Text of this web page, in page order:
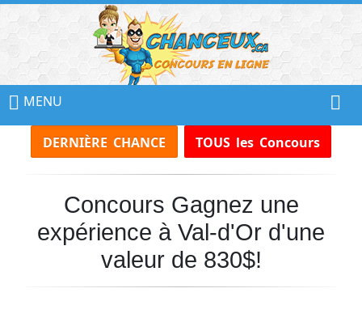
MENU
DERNIÈRE CHANCE TOUS les Concours
Concours Gagnez une
expérience à Val-d'Or d'une
valeur de 830$!
📢
Ne
Manquez
Aucun
Concours!
Inscrivez-